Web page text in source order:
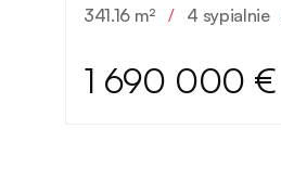
341.16 m² / 4 sypialnie
1 690 000 €